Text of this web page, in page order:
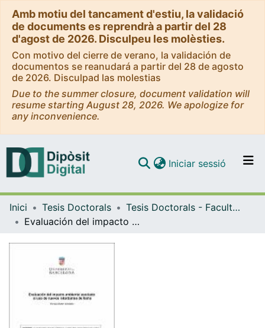
Amb motiu del tancament d'estiu, la validació
de documents es reprendrà a partir del 28
d'agost de 2026. Disculpeu les molèsties.
Con motivo del cierre de verano, la validación de
documentos se reanudará a partir del 28 de agosto
de 2026. Disculpad las molestias
Due to the summer closure, document validation will
resume starting August 28, 2026. We apologize for
any inconvenience.
Navega per tot el DD
Iniciar sessió (current)
Inici Tesis Doctorals
Tesis Doctorals - Facultat - Química
Evaluación del impacto ambiental asociado al uso de nuevos retardantes de llama